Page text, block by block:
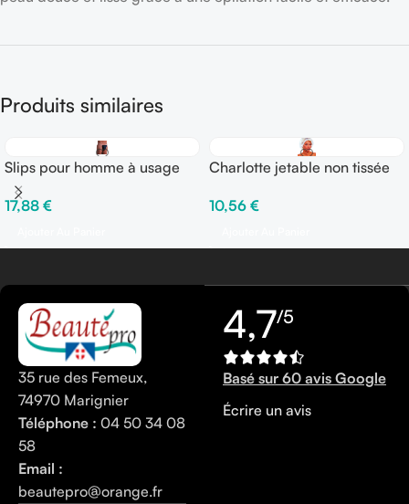
Produits similaires
Slips pour homme à usage
unique 50 pièces
17,88 €
Charlotte jetable non tissée
10,56 €
35 rue des Femeux,
74970 Marignier
Téléphone : 04 50 34 08
58
Email :
beautepro@orange.fr
4,7/5
Basé sur 60 avis Google
Écrire un avis